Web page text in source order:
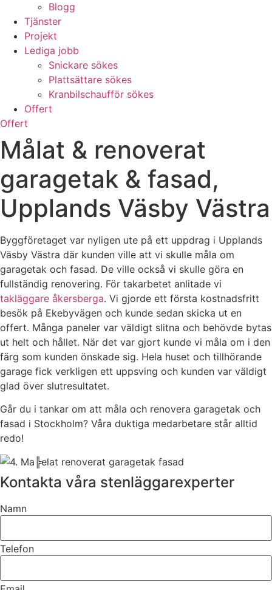
Blogg
Tjänster
Projekt
Lediga jobb
Snickare sökes
Plattsättare sökes
Kranbilschaufför sökes
Offert
Offert
Målat & renoverat
garagetak & fasad,
Upplands Väsby Västra
Byggföretaget var nyligen ute på ett uppdrag i Upplands
Väsby Västra där kunden ville att vi skulle måla om
garagetak och fasad. De ville också vi skulle göra en
fullständig renovering. För takarbetet anlitade vi
takläggare åkersberga. Vi gjorde ett första kostnadsfritt
besök på Ekebyvägen och kunde sedan skicka ut en
offert. Många paneler var väldigt slitna och behövde bytas
ut helt och hållet. När det var gjort kunde vi måla om i den
färg som kunden önskade sig. Hela huset och tillhörande
garage fick verkligen ett uppsving och kunden var väldigt
glad över slutresultatet.
Går du i tankar om att måla och renovera garagetak och
fasad i Stockholm? Våra duktiga medarbetare står alltid
redo!
Kontakta våra stenläggarexperter
Namn
Telefon